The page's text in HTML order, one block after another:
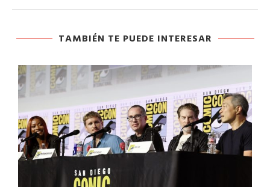
TAMBIÉN TE PUEDE INTERESAR